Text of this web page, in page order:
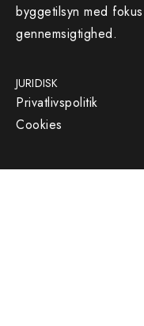
byggetilsyn med
gennemsigtighed.
JURIDISK
Privatlivspolitik
Cookies